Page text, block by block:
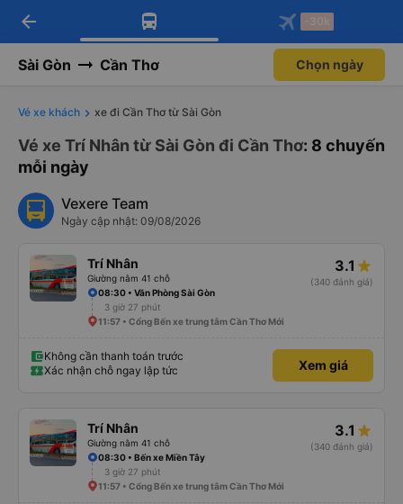
Tải app Vexere ngay!
Nhận ưu đãi thành viên độc
Mở app
Tải app Vexere
-30k/ghế khi đặt vé máy bay qua
Mở app
arrow_back -30k
Sài Gòn Cần Thơ Chọn ngày
Vé xe khách xe đi Cần Thơ từ Sài Gòn
Vé xe Trí Nhân từ Sài Gòn đi Cần Thơ: 8 chuyến
mỗi ngày
Vexere Team
Ngày cập nhật: 09/08/2026
Trí Nhân
Giường nằm 41 chỗ
3.1
(340 đánh giá)
08:30 • Văn Phòng Sài Gòn
3 giờ 27 phút
11:57 • Cổng Bến xe trung tâm Cần Thơ Mới
Không cần thanh toán trước
Xác nhận chỗ ngay lập tức
Xem giá
Trí Nhân
Giường nằm 41 chỗ
3.1
(340 đánh giá)
08:30 • Bến xe Miền Tây
3 giờ 27 phút
11:57 • Cổng Bến xe trung tâm Cần Thơ Mới